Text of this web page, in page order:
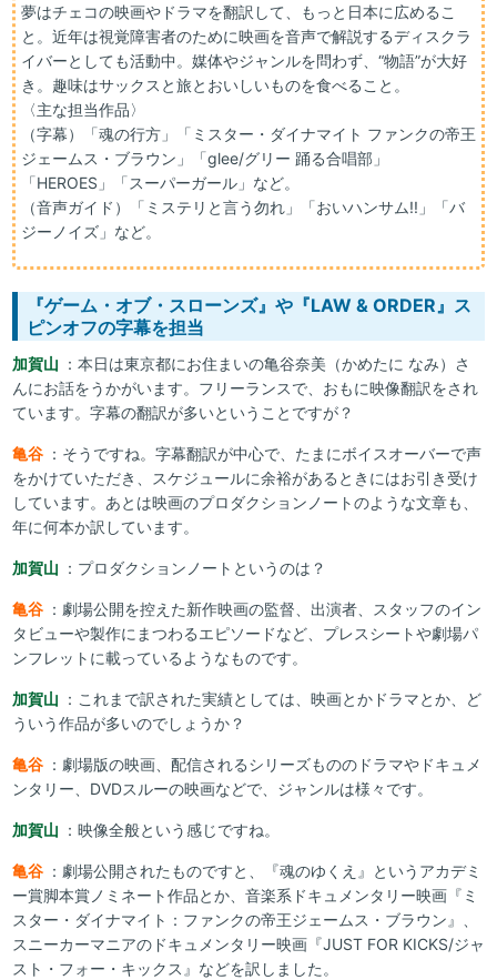
夢はチェコの映画やドラマを翻訳して、もっと日本に広めるこ
と。近年は視覚障害者のために映画を音声で解説するディスクラ
イバーとしても活動中。媒体やジャンルを問わず、“物語”が大好
き。趣味はサックスと旅とおいしいものを食べること。
〈主な担当作品〉
（字幕）「魂の行方」「ミスター・ダイナマイト ファンクの帝王
ジェームス・ブラウン」「glee/グリー 踊る合唱部」
「HEROES」「スーパーガール」など。
（音声ガイド）「ミステリと言う勿れ」「おいハンサム!!」「バ
ジーノイズ」など。
『ゲーム・オブ・スローンズ』や『LAW & ORDER』ス
ピンオフの字幕を担当
加賀山 ：本日は東京都にお住まいの亀谷奈美（かめたに なみ）さ
んにお話をうかがいます。フリーランスで、おもに映像翻訳をされ
ています。字幕の翻訳が多いということですが？
亀谷 ：そうですね。字幕翻訳が中心で、たまにボイスオーバーで声
をかけていただき、スケジュールに余裕があるときにはお引き受け
しています。あとは映画のプロダクションノートのような文章も、
年に何本か訳しています。
加賀山 ：プロダクションノートというのは？
亀谷 ：劇場公開を控えた新作映画の監督、出演者、スタッフのイン
タビューや製作にまつわるエピソードなど、プレスシートや劇場パ
ンフレットに載っているようなものです。
加賀山 ：これまで訳された実績としては、映画とかドラマとか、ど
ういう作品が多いのでしょうか？
亀谷 ：劇場版の映画、配信されるシリーズもののドラマやドキュメ
ンタリー、DVDスルーの映画などで、ジャンルは様々です。
加賀山 ：映像全般という感じですね。
亀谷 ：劇場公開されたものですと、『魂のゆくえ』というアカデミ
ー賞脚本賞ノミネート作品とか、音楽系ドキュメンタリー映画『ミ
スター・ダイナマイト：ファンクの帝王ジェームス・ブラウン』、
スニーカーマニアのドキュメンタリー映画『JUST FOR KICKS/ジャ
スト・フォー・キックス』などを訳しました。